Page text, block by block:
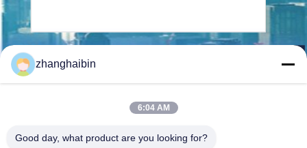
Senden Sie
zhanghaibin
6:04 AM
Good day, what product are you looking for?